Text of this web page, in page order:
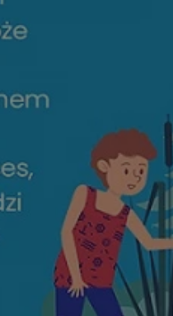
informacje o zgodzie
dotyczących
z witryny. Rejestruje
prywatności i ustawień
w kolejnych
nie musi ponownie
co zwiększa wygodę i
danych.
rozróżniania ludzi i botów. Jest
ponieważ
raportów na temat
przez usługę Cookie-
preferencji dotyczących
cookie. Jest to konieczne,
Script.com działał poprawnie.
rozróżniania ludzi i botów. Jest
ponieważ
raportów na temat
internetowej.